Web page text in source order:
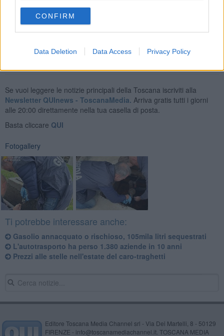
CONFIRM
Data Deletion Data Access Privacy Policy
condizione di grave svantaggio competitivo gli operatori che
rispettano le regole".
Se vuoi leggere le notizie principali della Toscana iscriviti alla
Newsletter QUInews - ToscanaMedia. Arriva gratis tutti i giorni
alle 20:00 direttamente nella tua casella di posta.
Basta cliccare QUI
Fotogallery
Ti potrebbe interessare anche:
Gasolio annacquato o rischioso, 105mila litri sequestrati
L'autotrasporto ha perso 1.380 aziende in 10 anni
Prezzi alle stelle nell'estate del caro-traghetti
Editore Toscana Media Channel srl - Via Dei Martelli, 8 - 50129
FIRENZE - info@toscanamediachannel.it. TOSCANA MEDIA